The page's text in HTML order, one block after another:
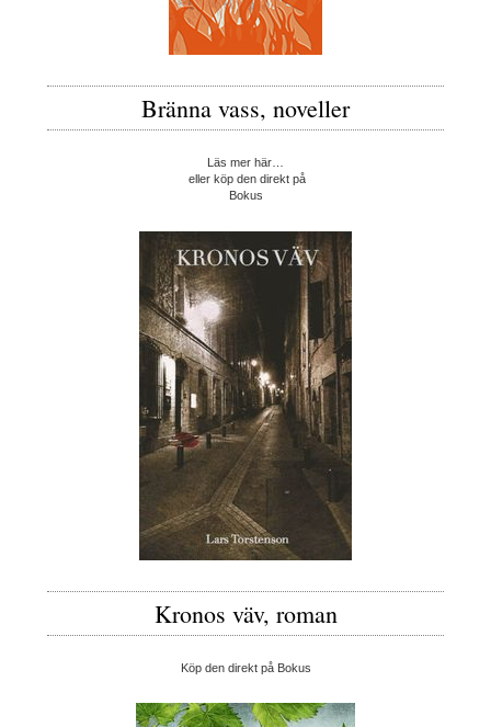
Bränna vass, noveller
Läs mer här…
eller köp den direkt på
Bokus
Kronos väv, roman
Köp den direkt på Bokus